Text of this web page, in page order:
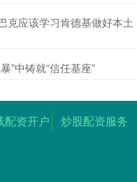
克应该学习肯德基做好本土
”中铸就“信任基座”
配资开户 炒股配资服务